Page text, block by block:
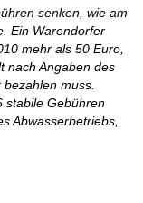
senken, wie am
Ein Warendorfer
mehr als 50 Euro,
nach Angaben des
muss.
stabile Gebühren
Abwasserbetriebs,